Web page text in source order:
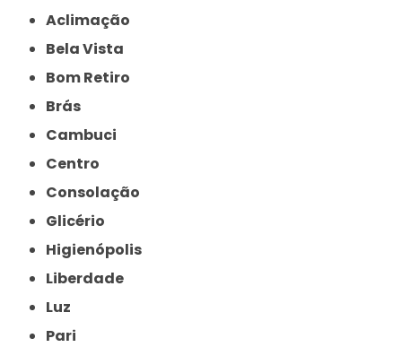
Aclimação
Bela Vista
Bom Retiro
Brás
Cambuci
Centro
Consolação
Glicério
Higienópolis
Liberdade
Luz
Pari